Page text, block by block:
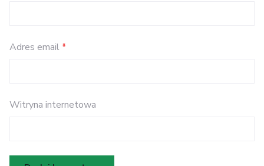
Adres email*
Witryna internetowa